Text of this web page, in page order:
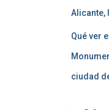
Alicante,
Qué ver
ciudad